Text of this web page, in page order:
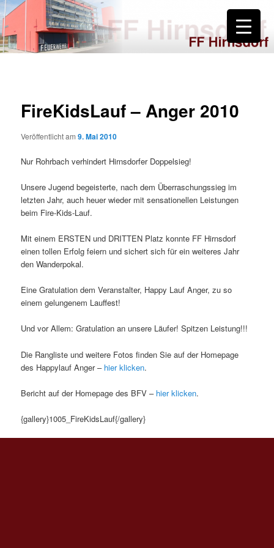
Zum
primären
Inhalt
springenFF Hirnsdorf
FireKidsLauf – Anger 2010
Veröffentlicht am9. Mai 2010
Nur Rohrbach verhindert Hirnsdorfer Doppelsieg!
Unsere Jugend begeisterte, nach dem Überraschungssieg im
letzten Jahr, auch heuer wieder mit sensationellen Leistungen
beim Fire-Kids-Lauf.
Mit einem ERSTEN und DRITTEN Platz konnte FF Hirnsdorf
einen tollen Erfolg feiern und sichert sich für ein weiteres Jahr
den Wanderpokal.
Eine Gratulation dem Veranstalter, Happy Lauf Anger, zu so
einem gelungenem Lauffest!
Und vor Allem: Gratulation an unsere Läufer! Spitzen Leistung!!!
Die Rangliste und weitere Fotos finden Sie auf der Homepage
des Happylauf Anger – hier klicken.
Bericht auf der Homepage des BFV – hier klicken.
{gallery}1005_FireKidsLauf{/gallery}